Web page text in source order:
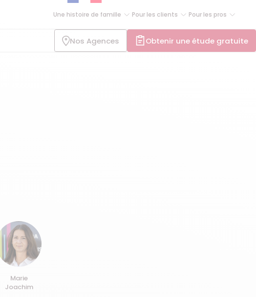
Une histoire de famille Pour les clients Pour les pros
Nos Agences Obtenir une étude gratuite
Marie
Joachim